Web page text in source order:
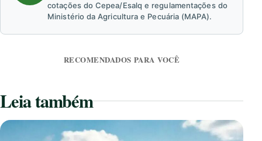
cotações do Cepea/Esalq e regulamentações do
Ministério da Agricultura e Pecuária (MAPA).
RECOMENDADOS PARA VOCÊ
Leia também